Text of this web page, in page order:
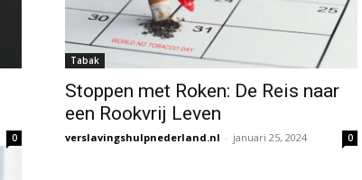
0
Tabak
Stoppen met Roken: De Reis naar
een Rookvrij Leven
verslavingshulpnederland.nl - januari 25, 2024 0